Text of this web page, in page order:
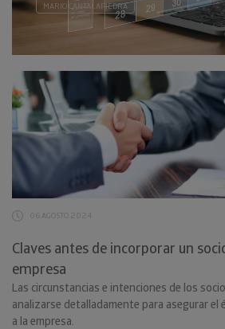
MARIO CANTALAPIEDRA
06 AGOSTO 2024
Claves antes de incorporar un
empresa
Las circunstancias e intenciones de los
analizarse detalladamente para asegurar el
a la empresa.